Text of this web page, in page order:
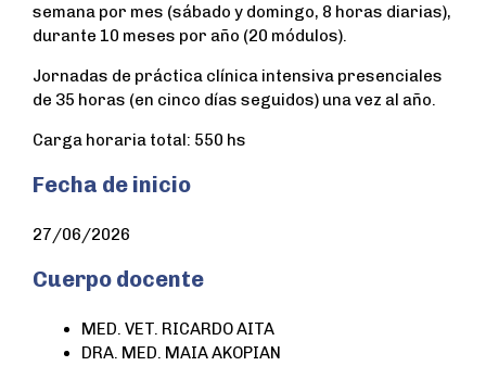
semana por mes (sábado y domingo, 8 horas diarias),
durante 10 meses por año (20 módulos).
Jornadas de práctica clínica intensiva presenciales
de 35 horas (en cinco días seguidos) una vez al año.
Carga horaria total: 550 hs
Fecha de inicio
27/06/2026
Cuerpo docente
MED. VET. RICARDO AITA
DRA. MED. MAIA AKOPIAN